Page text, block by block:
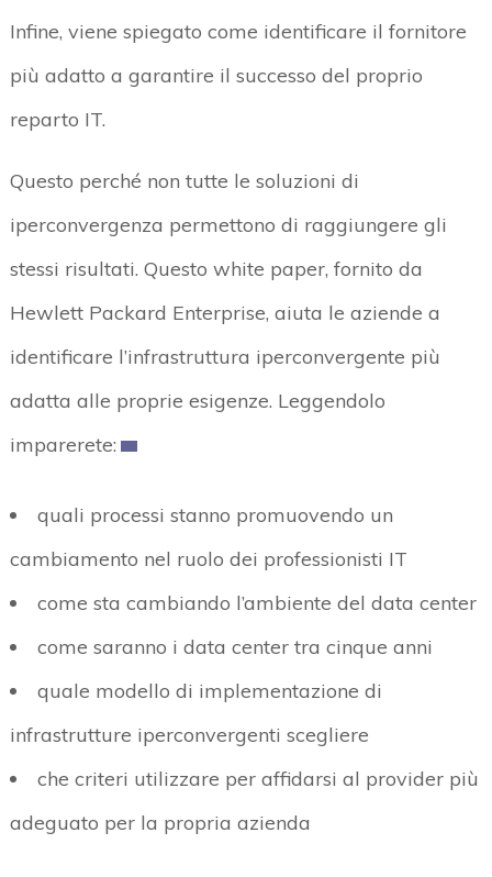
Infine, viene spiegato come identificare il fornitore
più adatto a garantire il successo del proprio
reparto IT.
Questo perché non tutte le soluzioni di
iperconvergenza permettono di raggiungere gli
stessi risultati. Questo white paper, fornito da
Hewlett Packard Enterprise, aiuta le aziende a
identificare l’infrastruttura iperconvergente più
adatta alle proprie esigenze. Leggendolo
imparerete:
quali processi stanno promuovendo un
cambiamento nel ruolo dei professionisti IT
come sta cambiando l’ambiente del data center
come saranno i data center tra cinque anni
quale modello di implementazione di
infrastrutture iperconvergenti scegliere
che criteri utilizzare per affidarsi al provider più
adeguato per la propria azienda